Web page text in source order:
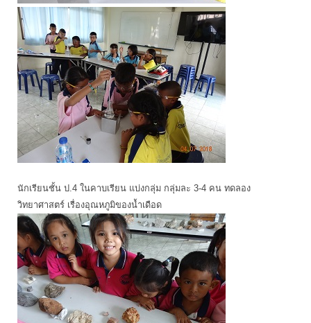
นักเรียนชั้น ป.4 ในคาบเรียน แบ่งกลุ่ม กลุ่มละ 3-4 คน ทดลอง
วิทยาศาสตร์ เรื่องอุณหภูมิของน้ำเดือด